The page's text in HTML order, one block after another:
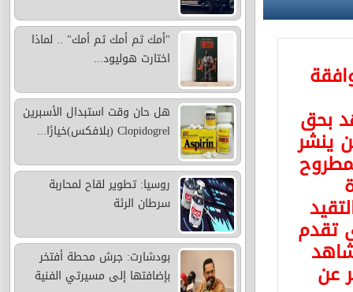
بحق
ينشر
تقدم
عن
"أمك ثم أمك ثم أمك" .. لماذا
اختارت هوليود...
هل حان وقت استبدال الأسبرين
Clopidogrel (بلافكس)خيارًا...
روسيا: تطوير لقاح لمحاربة
سرطان الرئة
بودشارت: جرش محطة أفتخر
بإضافتها إلى مسيرتي الفنية